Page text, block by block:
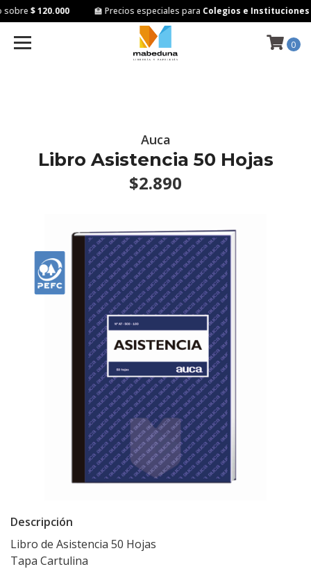
$ 120.000 🏫 Precios especiales paraColegios e Instituciones
0
Auca
Libro Asistencia 50 Hojas
$2.890
Descripción
Libro de Asistencia 50 Hojas
Tapa Cartulina